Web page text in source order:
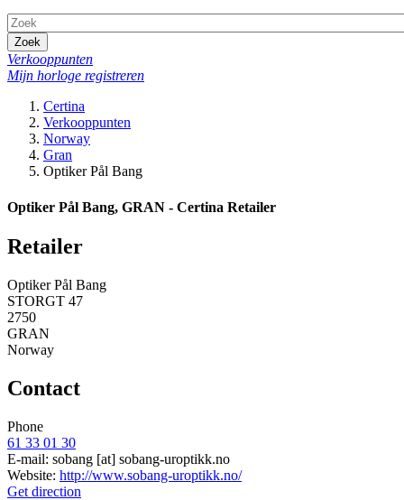
Zoek
Verkooppunten
Mijn horloge registreren
Certina
Verkooppunten
Norway
Gran
Optiker Pål Bang
Optiker Pål Bang, GRAN - Certina Retailer
Retailer
Optiker Pål Bang
STORGT 47
2750
GRAN
Norway
Contact
Phone
61 33 01 30
E-mail: sobang [at] sobang-uroptikk.no
Website: http://www.sobang-uroptikk.no/
Get direction